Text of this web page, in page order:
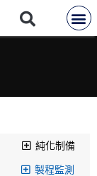
純化制備
製程監測